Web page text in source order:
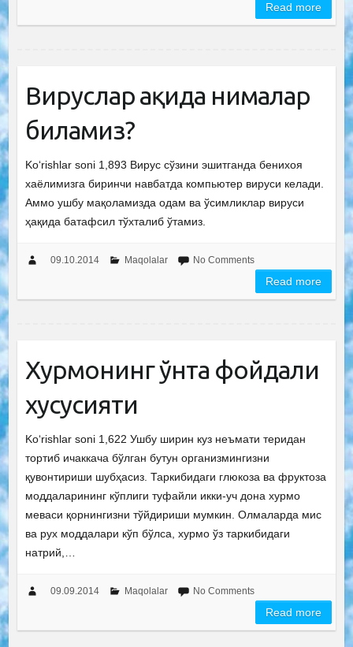
Read more
Вируслар ҳақида нималар
биламиз?
Ko‘rishlar soni 1,893 Вирус сўзини эшитганда бенихоя
хаёлимизга биринчи навбатда компьютер вируси келади.
Аммо ушбу мақоламизда одам ва ўсимликлар вируси
ҳақида батафсил тўхталиб ўтамиз.
09.10.2014 Maqolalar No Comments
Read more
Хурмонинг ўнта фойдали
хусусияти
Ko‘rishlar soni 1,622 Ушбу ширин куз неъмати теридан
тортиб ичаккача бўлган бутун организмингизни
қувонтириши шубҳасиз. Таркибидаги глюкоза ва фруктоза
моддаларининг кўплиги туфайли икки-уч дона хурмо
меваси қорнингизни тўйдириши мумкин. Олмаларда мис
ва рух моддалари кўп бўлса, хурмо ўз таркибидаги
натрий,…
09.09.2014 Maqolalar No Comments
Read more